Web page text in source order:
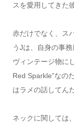
スを愛用してきた
赤だけでなく、ス
うJは、自身の事
ヴィンテージ物に
Red Sparkle”なの
はラメの話してん
ネックに関しては